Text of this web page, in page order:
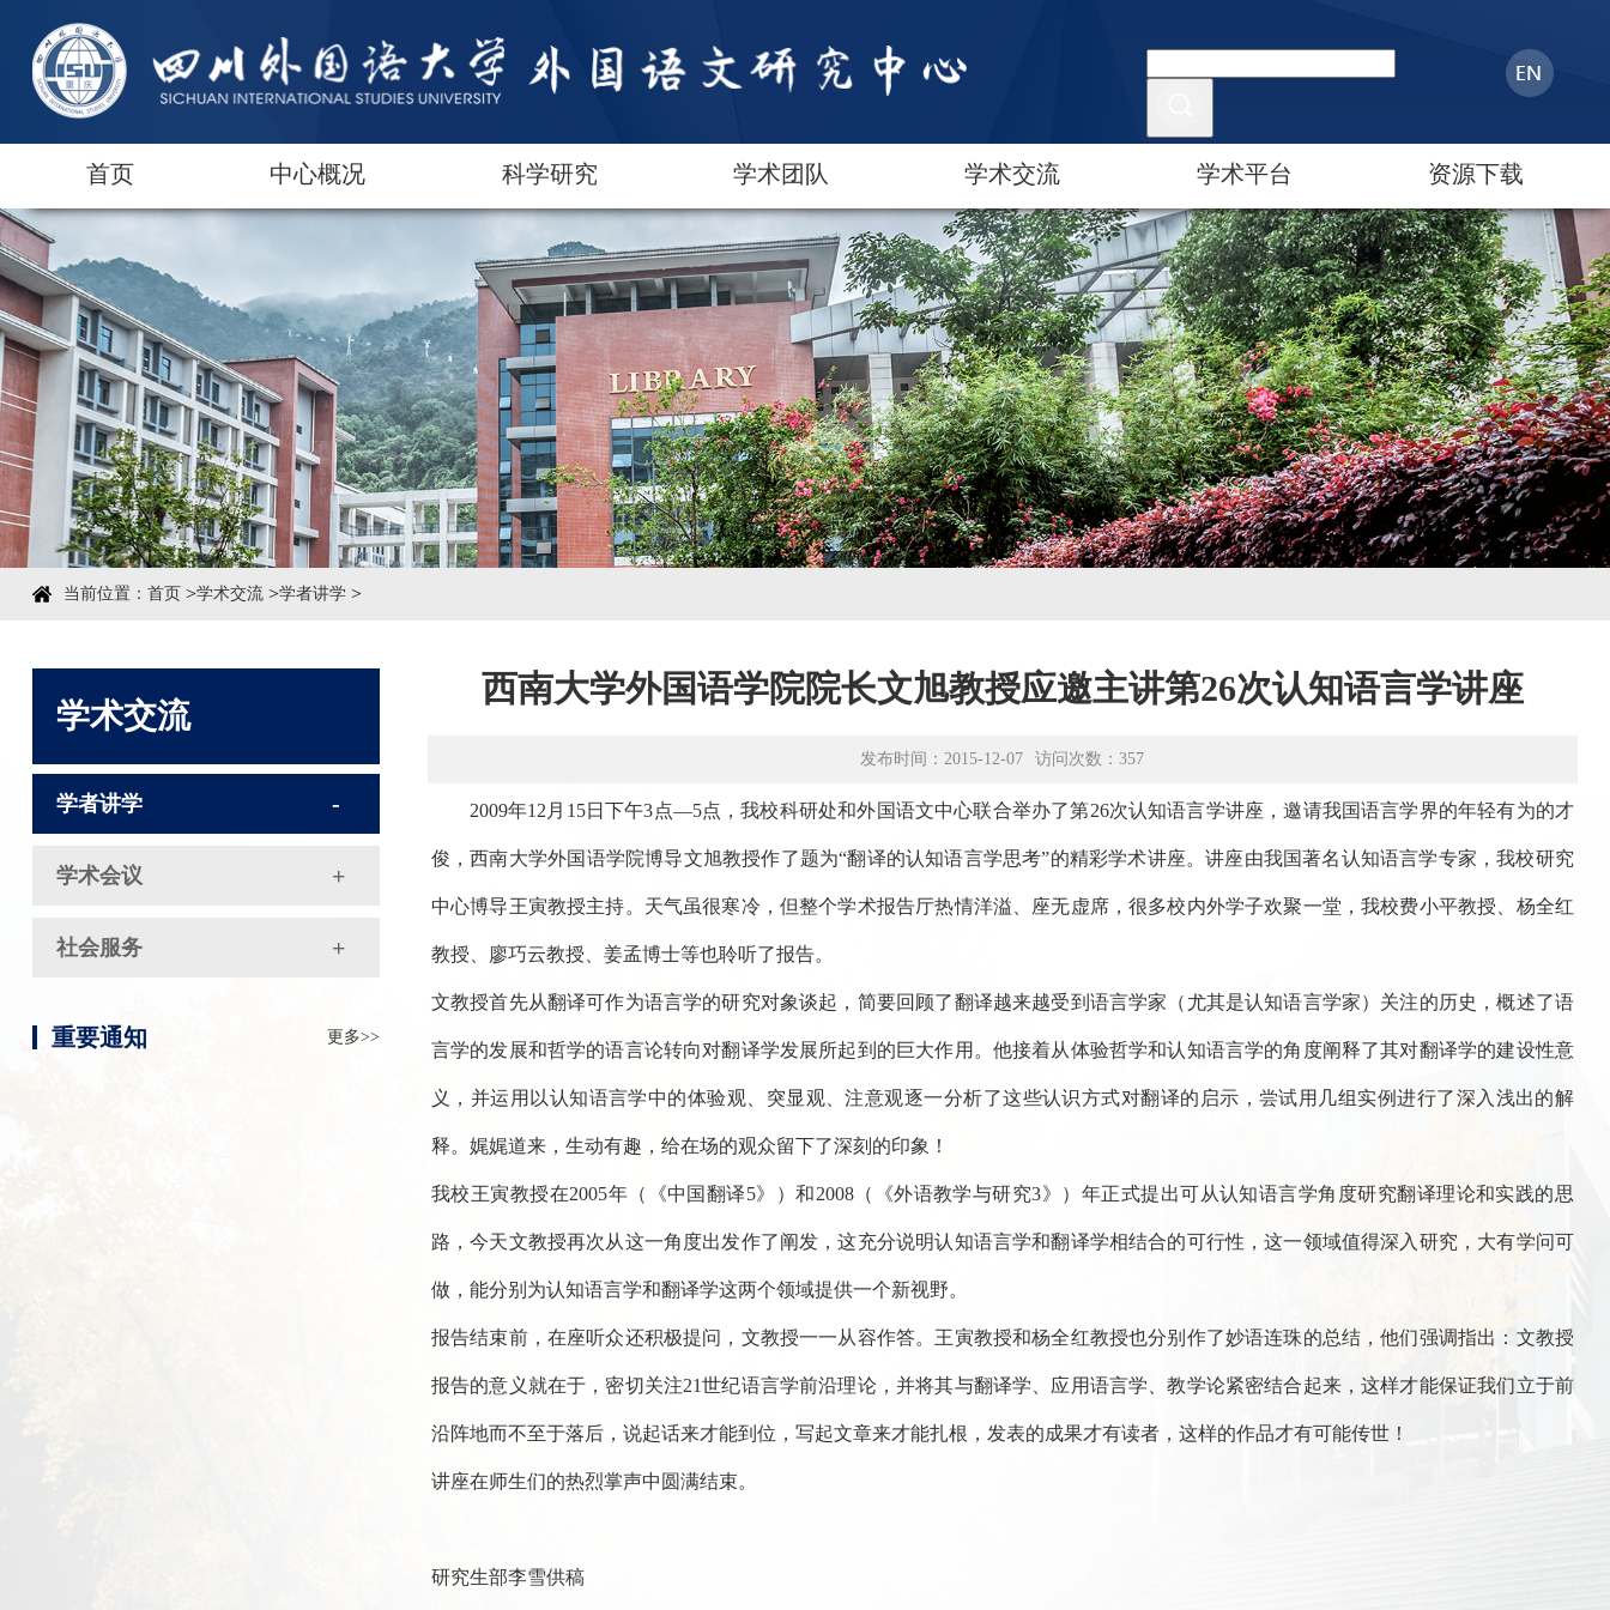
首页 中心概况 科学研究 学术团队 学术交流 学术平台 资源下载
当前位置： 首页>学术交流>学者讲学>
学术交流
学者讲学
学术会议
社会服务
重要通知 更多>>
西南大学外国语学院院长文旭教授应邀主讲第26次认知语言学讲座
发布时间：2015-12-07 访问次数：357
2009年12月15日下午3点—5点，我校科研处和外国语文中心联合举办了第26次认知语言学讲座，邀请我国语言学界的年轻有为的才
俊，西南大学外国语学院博导文旭教授作了题为“翻译的认知语言学思考”的精彩学术讲座。讲座由我国著名认知语言学专家，我校研究
中心博导王寅教授主持。天气虽很寒冷，但整个学术报告厅热情洋溢、座无虚席，很多校内外学子欢聚一堂，我校费小平教授、杨全红
教授、廖巧云教授、姜孟博士等也聆听了报告。
文教授首先从翻译可作为语言学的研究对象谈起，简要回顾了翻译越来越受到语言学家（尤其是认知语言学家）关注的历史，概述了语
言学的发展和哲学的语言论转向对翻译学发展所起到的巨大作用。他接着从体验哲学和认知语言学的角度阐释了其对翻译学的建设性意
义，并运用以认知语言学中的体验观、突显观、注意观逐一分析了这些认识方式对翻译的启示，尝试用几组实例进行了深入浅出的解
释。娓娓道来，生动有趣，给在场的观众留下了深刻的印象！
我校王寅教授在2005年（《中国翻译5》）和2008（《外语教学与研究3》）年正式提出可从认知语言学角度研究翻译理论和实践的思
路，今天文教授再次从这一角度出发作了阐发，这充分说明认知语言学和翻译学相结合的可行性，这一领域值得深入研究，大有学问可
做，能分别为认知语言学和翻译学这两个领域提供一个新视野。
报告结束前，在座听众还积极提问，文教授一一从容作答。王寅教授和杨全红教授也分别作了妙语连珠的总结，他们强调指出：文教授
报告的意义就在于，密切关注21世纪语言学前沿理论，并将其与翻译学、应用语言学、教学论紧密结合起来，这样才能保证我们立于前
沿阵地而不至于落后，说起话来才能到位，写起文章来才能扎根，发表的成果才有读者，这样的作品才有可能传世！
讲座在师生们的热烈掌声中圆满结束。
研究生部李雪供稿